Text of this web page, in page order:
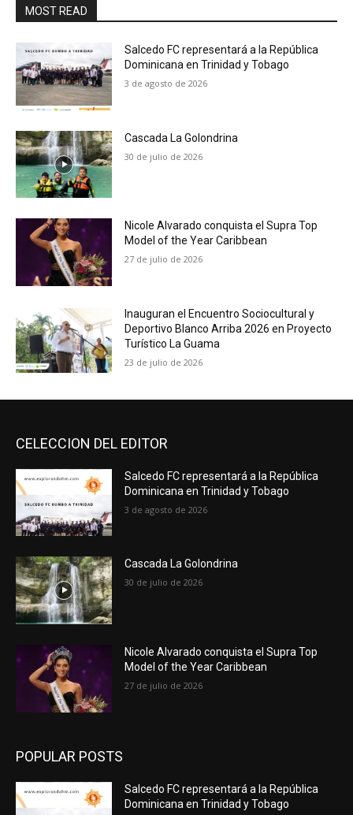
MOST READ
Salcedo FC representará a la República
Dominicana en Trinidad y Tobago
3 de agosto de 2026
Cascada La Golondrina
30 de julio de 2026
Nicole Alvarado conquista el Supra Top
Model of the Year Caribbean
27 de julio de 2026
Inauguran el Encuentro Sociocultural y
Deportivo Blanco Arriba 2026 en Proyecto
Turístico La Guama
23 de julio de 2026
CELECCION DEL EDITOR
Salcedo FC representará a la República
Dominicana en Trinidad y Tobago
3 de agosto de 2026
Cascada La Golondrina
30 de julio de 2026
Nicole Alvarado conquista el Supra Top
Model of the Year Caribbean
27 de julio de 2026
POPULAR POSTS
Salcedo FC representará a la República
Dominicana en Trinidad y Tobago